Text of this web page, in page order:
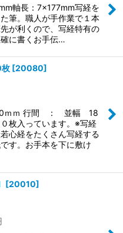
軸長：7×177mm写経を
筆。職人が手作業で１本
が利くので、写経特有の
に書くお手伝…
[20080]
ｍｍ 行間 ： 並幅 18
枚入っています。※写経
心経をたくさん写経する
す。お手本を下に敷け
[20010]